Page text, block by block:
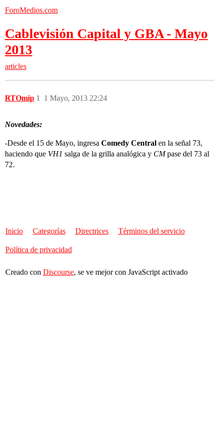
ForoMedios.com
Cablevisión Capital y GBA - Mayo
2013
articles
RTOmip 1 Mayo, 2013 22:24
1
Novedades:
-Desde el 15 de Mayo, ingresa Comedy Central en la señal 73,
haciendo que VH1 salga de la grilla analógica y CMpase del 73 al
72.
Inicio Categorías Directrices Términos del servicio
Política de privacidad
Creado con Discourse, se ve mejor con JavaScript activado